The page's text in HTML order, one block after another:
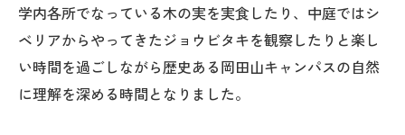
学内各所でなっている木の実を実食したり、中庭ではシ
ベリアからやってきたジョウビタキを観察したりと楽し
い時間を過ごしながら歴史ある岡田山キャンパスの自然
に理解を深める時間となりました。